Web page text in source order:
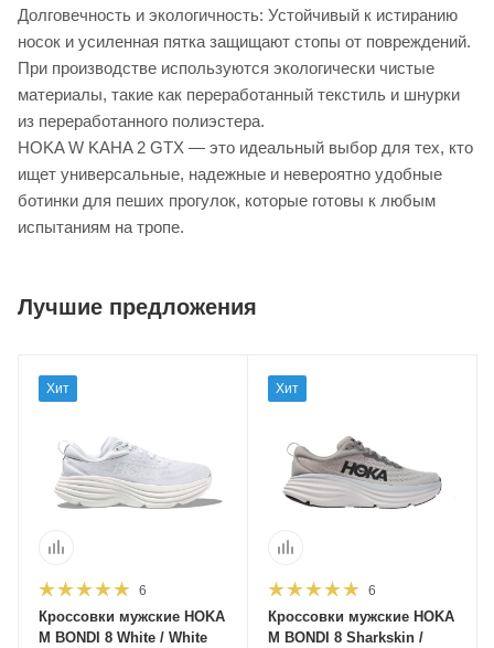
Долговечность и экологичность: Устойчивый к истиранию
носок и усиленная пятка защищают стопы от повреждений.
При производстве используются экологически чистые
материалы, такие как переработанный текстиль и шнурки
из переработанного полиэстера.
HOKA W KAHA 2 GTX — это идеальный выбор для тех, кто
ищет универсальные, надежные и невероятно удобные
ботинки для пеших прогулок, которые готовы к любым
испытаниям на тропе.
Лучшие предложения
Хит
6
Кроссовки мужские HOKA
M BONDI 8 White / White
Хит
6
Кроссовки мужские HOKA
M BONDI 8 Sharkskin /